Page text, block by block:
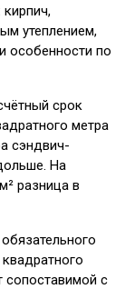
утеплением,
особенности по
срок
метра
сэндвич-
На
разница в
с